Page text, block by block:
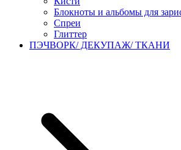
Блокноты и альбомы для
Спреи
Глиттер
ПЭЧВОРК/ ДЕКУПАЖ/ ТКАНИ